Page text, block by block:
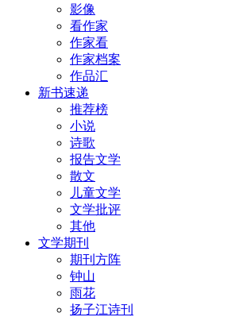
影像
看作家
作家看
作家档案
作品汇
新书速递
推荐榜
小说
诗歌
报告文学
散文
儿童文学
文学批评
其他
文学期刊
期刊方阵
钟山
雨花
扬子江诗刊